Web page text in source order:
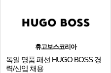
휴고보스코리아
독일 명품 패션 HUGO BOSS 경
력/신입 채용